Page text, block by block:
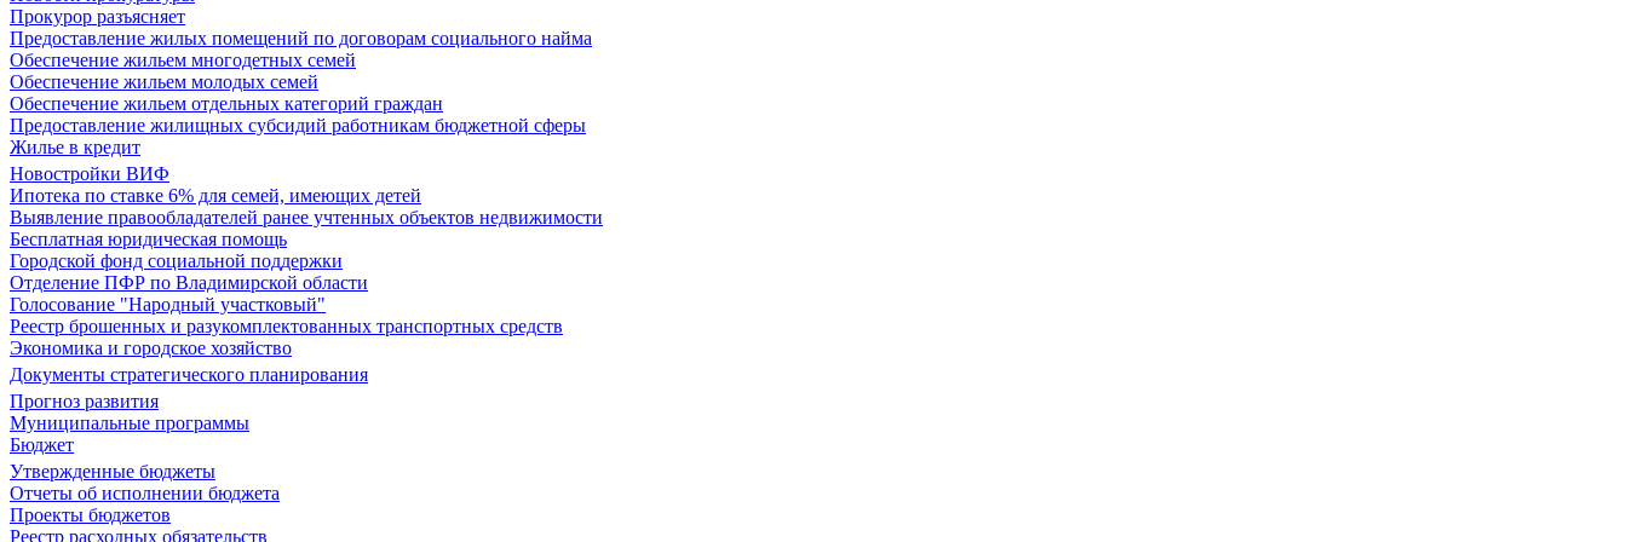
Прокурор разъясняет
Предоставление жилых помещений по договорам социального найма
Обеспечение жильем многодетных семей
Обеспечение жильем молодых семей
Обеспечение жильем отдельных категорий граждан
Предоставление жилищных субсидий работникам бюджетной сферы
Жилье в кредит
Новостройки ВИФ
Ипотека по ставке 6% для семей, имеющих детей
Выявление правообладателей ранее учтенных объектов недвижимости
Бесплатная юридическая помощь
Городской фонд социальной поддержки
Отделение ПФР по Владимирской области
Голосование "Народный участковый"
Реестр брошенных и разукомплектованных транспортных средств
Экономика и городское хозяйство
Документы стратегического планирования
Прогноз развития
Муниципальные программы
Бюджет
Утвержденные бюджеты
Отчеты об исполнении бюджета
Проекты бюджетов
Реестр расходных обязательств